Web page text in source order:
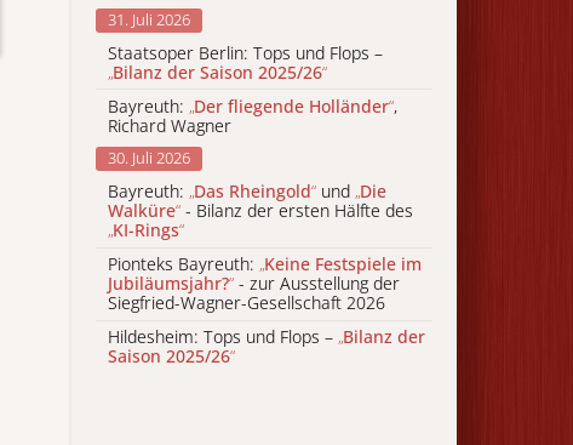
31. Juli 2026
Staatsoper Berlin: Tops und Flops –
„Bilanz der Saison 2025/26“
Bayreuth: „Der fliegende Holländer“,
Richard Wagner
30. Juli 2026
Bayreuth: „Das Rheingold“ und „Die
Walküre“ - Bilanz der ersten Hälfte des
„KI-Rings“
Pionteks Bayreuth: „Keine Festspiele im
Jubiläumsjahr?“ - zur Ausstellung der
Siegfried-Wagner-Gesellschaft 2026
Hildesheim: Tops und Flops – „Bilanz der
Saison 2025/26“